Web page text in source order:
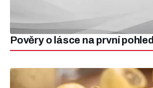
Pověry o lásce na první pohled